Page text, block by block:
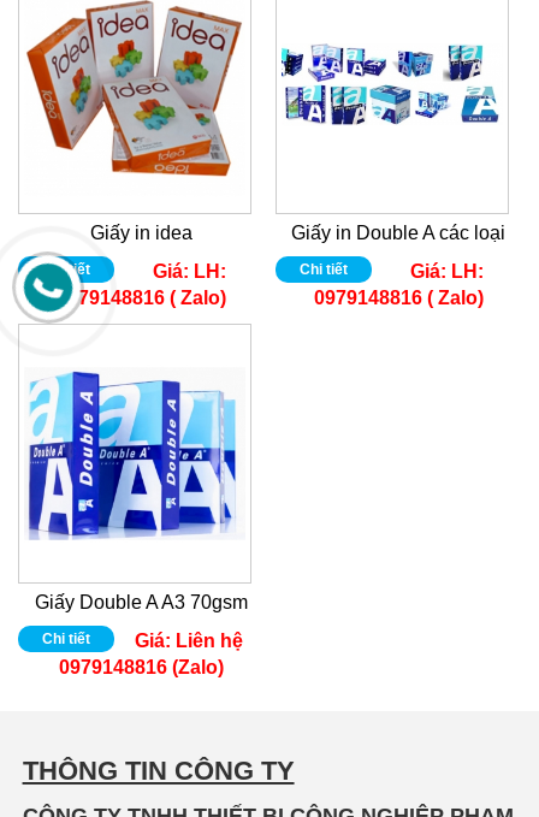
Giấy in idea
Chi tiết Giá: LH:
0979148816 ( Zalo)
Giấy in Double A các loại
Chi tiết Giá: LH:
0979148816 ( Zalo)
Giấy Double A A3 70gsm
Chi tiết Giá: Liên hệ
0979148816 (Zalo)
THÔNG TIN CÔNG TY